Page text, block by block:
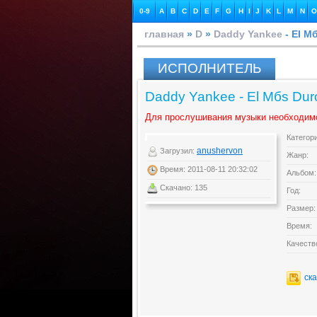
0-9 A B C D E F G H I J K L M N O
главная » D » Daddy Yankee - El
ИСПОЛНИТЕЛЬ
Daddy Yankee - El Mбs
Для прослушивания музыки
Загрузил: anushervon
Время: 2011-08-11 20:32:02
Скачано: 135
Жанр:
Альбом:
Год:
Размер:
Время: